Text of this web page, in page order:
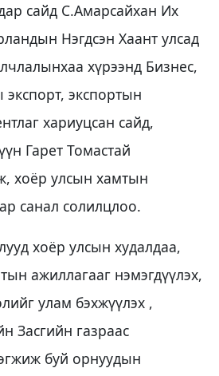
сайд С.Амарсайхан Их
Нэгдсэн Хаант улсад
хүрээнд Бизнес,
экспортын
хариуцсан сайд,
Гарет Томастай
хоёр улсын хамтын
санал солилцлоо.
хоёр улсын худалдаа,
ажиллагааг нэмэгдүүлэх,
улам бэхжүүлэх ,
Засгийн газраас
буй орнуудын